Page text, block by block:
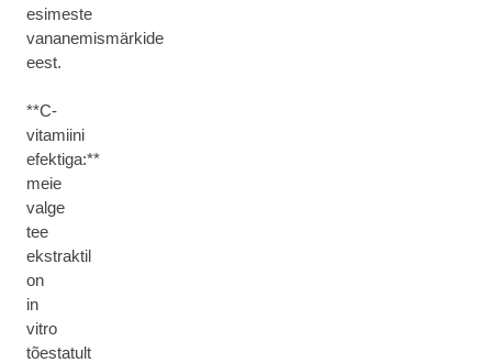
esimeste
vananemismärkide
eest.
**C-
vitamiini
efektiga:**
meie
valge
tee
ekstraktil
on
in
vitro
tõestatult